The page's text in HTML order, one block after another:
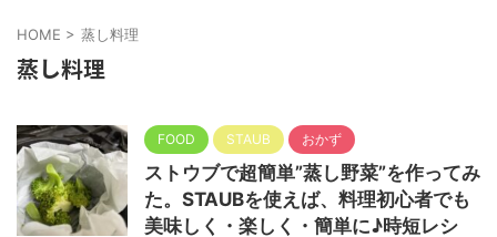
HOME > 蒸し料理
蒸し料理
FOOD STAUB おかず
ストウブで超簡単”蒸し野菜”を作ってみ
た。STAUBを使えば、料理初心者でも
美味しく・楽しく・簡単に♪時短レシ